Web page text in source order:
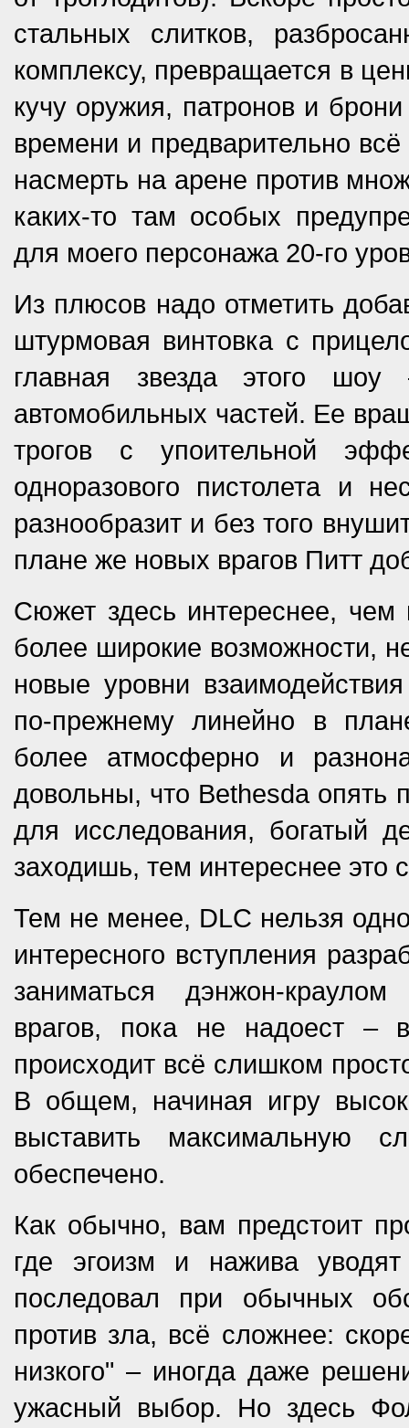
стальных слитков,
комплексу, превращается в
кучу оружия, патронов и
времени и предварительно
насмерть на арене против
каких-то там особых
для моего персонажа 20-го
Из плюсов надо отметить
штурмовая винтовка с
главная звезда этого
автомобильных частей. Ее
трогов с упоительной
одноразового пистолета и
разнообразит и без того
плане же новых врагов Питт
Сюжет здесь интереснее, чем
более широкие возможности,
новые уровни
по-прежнему линейно в
более атмосферно и
довольны, что Bethesda опять
для исследования, богатый
заходишь, тем интереснее это
Тем не менее, DLC нельзя
интересного вступления
заниматься дэнжон-
врагов, пока не надоест –
происходит всё слишком
В общем, начиная игру
выставить максимальную
обеспечено.
Как обычно, вам предстоит
где эгоизм и нажива
последовал при обычных
против зла, всё сложнее:
низкого" – иногда даже
ужасный выбор. Но здесь